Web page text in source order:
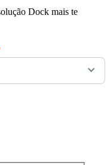
Dock mais te